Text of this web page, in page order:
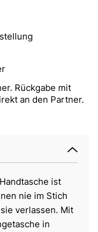
Rückgabe mit
an den Partner.
ist
nie im Stich
verlassen. Mit
in